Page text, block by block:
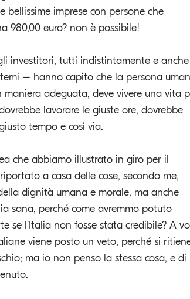
bellissime imprese con persone che
980,00 euro? non è possibile!
investitori, tutti indistintamente e
– hanno capito che la persona
maniera adeguata, deve vivere una vita
lavorare le giuste ore, dovrebbe
tempo e così via.
che abbiamo illustrato in giro per il
a casa delle cose, secondo me,
dignità umana e morale, ma anche
sana, perché come avremmo potuto
se l’Italia non fosse stata credibile? A
viene posto un veto, perché si
ma io non penso la stessa cosa, e di